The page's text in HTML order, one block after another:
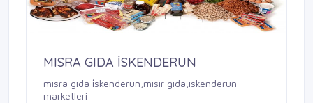
MISRA GIDA İSKENDERUN
misra gida i̇skenderun,mısır gıda,iskenderun
marketleri